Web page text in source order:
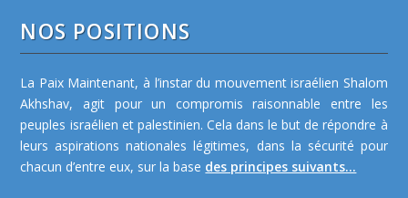
NOS POSITIONS
La Paix Maintenant, à l’instar du mouvement israélien Shalom
Akhshav, agit pour un compromis raisonnable entre les
peuples israélien et palestinien. Cela dans le but de répondre à
leurs aspirations nationales légitimes, dans la sécurité pour
chacun d’entre eux, sur la base des principes suivants...